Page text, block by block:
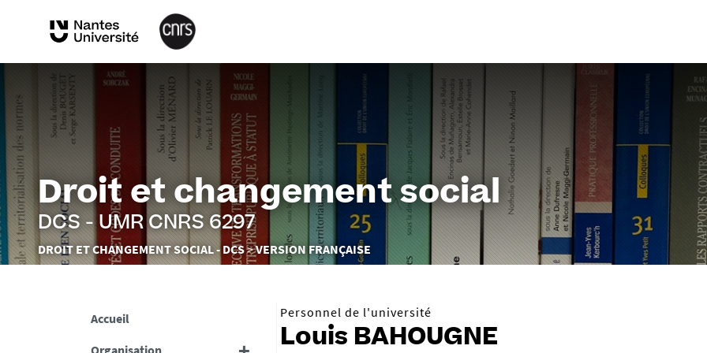
Droit et changement social
DCS - UMR CNRS 6297
Vous
êtes
DROIT ET CHANGEMENT SOCIAL - DCS VERSION FRANÇAISE
Accueil
Organisation
Personnel de l'université
Louis BAHOUGNE